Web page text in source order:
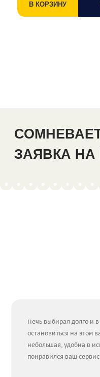
В КОРЗИНУ
ЗАЯВКА
Печь выбирал долго и
остановиться на этом
небольшая, удобна в
понравился ваш